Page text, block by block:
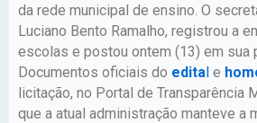
da rede municipal de ensino. O
Luciano Bento Ramalho, registrou a
escolas e postou ontem (13) em sua
Documentos oficiais do edital e
licitação, no Portal de Transparência
que a atual administração manteve a